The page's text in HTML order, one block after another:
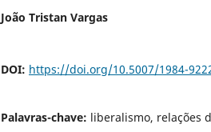
João Tristan Vargas
DOI: https://doi.org/10.5007/1984-
Palavras-chave: liberalismo, relações